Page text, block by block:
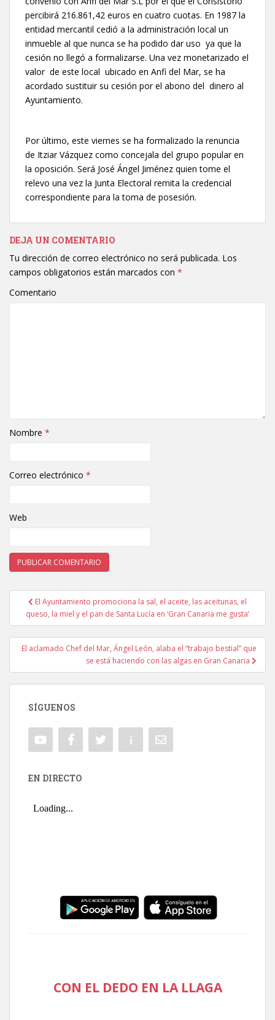
percibirá 216.861,42 euros en cuatro cuotas. En 1987 la
entidad mercantil cedió a la administración local un
inmueble al que nunca se ha podido dar uso ya que la
cesión no llegó a formalizarse. Una vez monetarizado el
valor de este local ubicado en Anfi del Mar, se ha
acordado sustituir su cesión por el abono del dinero al
Ayuntamiento.
Por último, este viernes se ha formalizado la renuncia
de Itziar Vázquez como concejala del grupo popular en
la oposición. Será José Ángel Jiménez quien tome el
relevo una vez la Junta Electoral remita la credencial
correspondiente para la toma de posesión.
DEJA UN COMENTARIO
Tu dirección de correo electrónico no será publicada. Los
campos obligatorios están marcados con *
Comentario
Nombre *
Correo electrónico *
Web
Navegación de entradas
El Ayuntamiento promociona la sal, el aceite, las aceitunas, el
queso, la miel y el pan de Santa Lucía en ‘Gran Canaria me gusta’
El aclamado Chef del Mar, Ángel León, alaba el “trabajo bestial” que
se está haciendo con las algas en Gran Canaria
SÍGUENOS
EN DIRECTO
CON EL DEDO EN LA LLAGA